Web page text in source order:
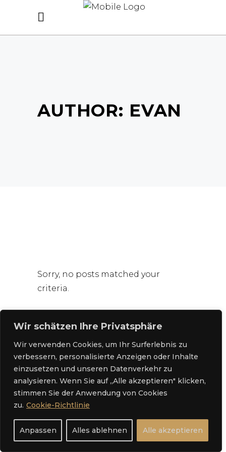
Wir schätzen Ihre Privatsphäre
Wir verwenden Cookies, um Ihr Surferlebnis zu
verbessern, personalisierte Anzeigen oder Inhalte
einzusetzen und unseren Datenverkehr zu
analysieren. Wenn Sie auf „Alle akzeptieren" klicken,
stimmen Sie der Anwendung von Cookies
zu. Cookie-Richtlinie
Anpassen Alles ablehnen Alle akzeptieren
AUTHOR: EVAN
Sorry, no posts matched your
criteria.
Jetzt buchen